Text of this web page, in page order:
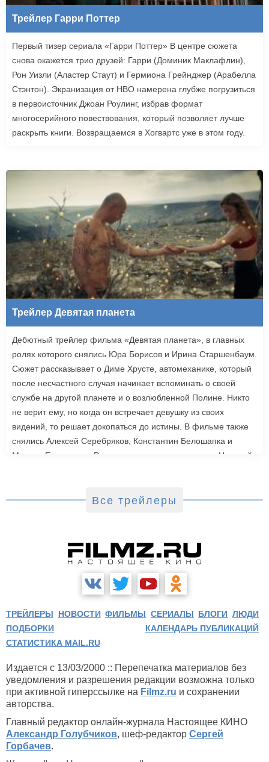
Трейлер Гарри Поттер
Первый тизер сериала «Гарри Поттер» В центре сюжета
снова окажется трио друзей: Гарри (Доминик Маклафлин),
Рон Уизли (Аластер Стаут) и Гермиона Грейнджер (Арабелла
Стэнтон). Экранизация от HBO намерена глубже погрузиться
в первоисточник Джоан Роулинг, избрав формат
многосерийного повествования, который позволяет лучше
раскрыть книги. Возвращаемся в Хогвартс уже в этом году.
Трейлер Девятая планета
Дебютный трейлер фильма «Девятая планета», в главных
ролях которого снялись Юра Борисов и Ирина Старшенбаум.
Сюжет рассказывает о Диме Хрусте, автомеханике, который
после несчастного случая начинает вспоминать о своей
службе на другой планете и о возлюбленной Полине. Никто
не верит ему, но когда он встречает девушку из своих
видений, то решает докопаться до истины. В фильме также
снялись Алексей Серебряков, Константин Белошапка и
Максим Емельянов. Режиссером картины выступил Николай
Все трейлеры
ТРЕЙЛЕРЫ НОВОСТИ ФИЛЬМЫ СЕРИАЛЫ БЛОГИ ЛЮДИ
ПОДБОРКИ
КАЛЕНДАРЬ ПУБЛИКАЦИЙ
СТАТИСТИКА MAIL.RU
Издается с 13/03/2000 :: Перепечатка материалов без
уведомления и разрешения редакции возможна только
при активной гиперссылке на Filmz.ru и сохранении
авторства.
Главный редактор онлайн-журнала Настоящее КИНО
Александр Голубчиков, шеф-редактор Сергей
Горбачев.